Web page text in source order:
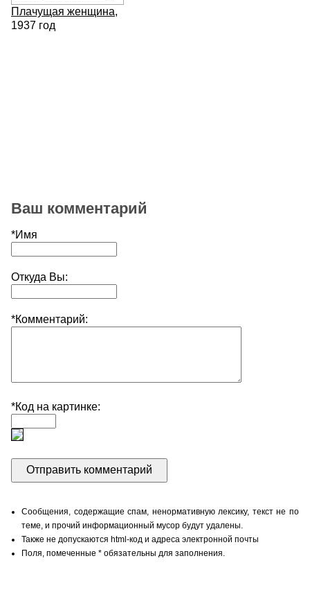
Плачущая женщина,
1937 год
Ваш комментарий
*Имя
Откуда Вы:
*Комментарий:
*Код на картинке:
Сообщения, содержащие спам, ненормативную лексику, текст не по
теме, и прочий информационный мусор будут удалены.
Также не допускаются html-код и адреса электронной почты
Поля, помеченные * обязательны для заполнения.